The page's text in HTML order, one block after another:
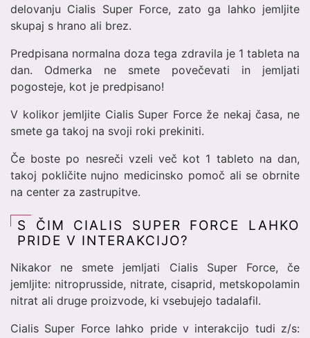
delovanju Cialis Super Force, zato ga lahko jemljite
skupaj s hrano ali brez.
Predpisana normalna doza tega zdravila je 1 tableta na
dan. Odmerka ne smete povečevati in jemljati
pogosteje, kot je predpisano!
V kolikor jemljite Cialis Super Force že nekaj časa, ne
smete ga takoj na svoji roki prekiniti.
Če boste po nesreči vzeli več kot 1 tableto na dan,
takoj pokličite nujno medicinsko pomoč ali se obrnite
na center za zastrupitve.
S ČIM CIALIS SUPER FORCE LAHKO
PRIDE V INTERAKCIJO?
Nikakor ne smete jemljati Cialis Super Force, če
jemljite: nitroprusside, nitrate, cisaprid, metskopolamin
nitrat ali druge proizvode, ki vsebujejo tadalafil.
Cialis Super Force lahko pride v interakcijo tudi z/s: